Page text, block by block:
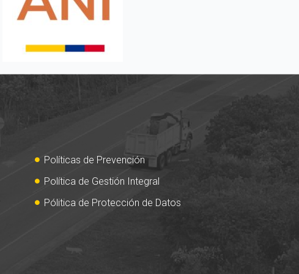
Políticas de Prevención
Política de Gestión Integral
Pólitica de Protección de Datos